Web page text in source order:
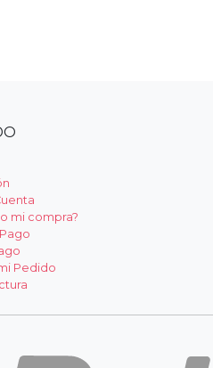
mi compra?
Pedido